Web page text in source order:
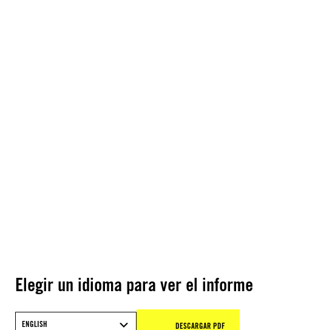
Elegir un idioma para ver el informe
ENGLISH DESCARGAR PDF